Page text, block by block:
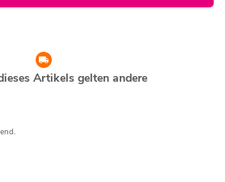
Artikels gelten andere